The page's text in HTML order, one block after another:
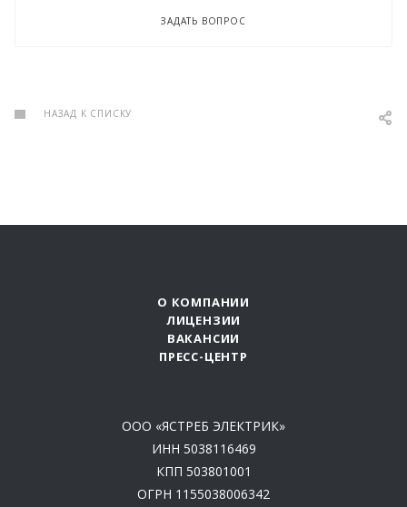
ЗАДАТЬ ВОПРОС
НАЗАД К СПИСКУ
О КОМПАНИИ
ЛИЦЕНЗИИ
ВАКАНСИИ
ПРЕСС-ЦЕНТР
ООО «ЯСТРЕБ ЭЛЕКТРИК»
ИНН 5038116469
КПП 503801001
ОГРН 1155038006342